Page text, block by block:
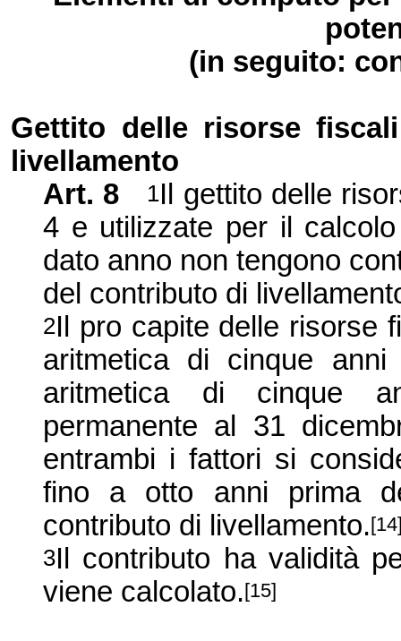
(in seguito:
Gettito delle risorse
livellamento
Art. 8
1Il gettito delle
4 e utilizzate per il
dato anno non tengono
del contributo di
2Il pro capite delle risorse
aritmetica di cinque
aritmetica di cinque
permanente al 31
entrambi i fattori si
fino a otto anni prima
contributo di livellamento.
3Il contributo ha validità
viene calcolato.[15]